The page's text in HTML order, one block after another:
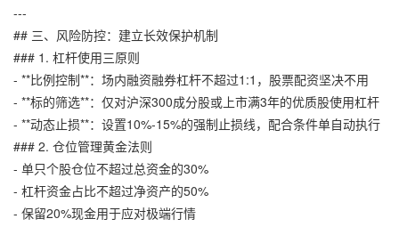
---
## 三、风险防控：建立长效保护机制
### 1. 杠杆使用三原则
- **比例控制**：场内融资融券杠杆不超过1:1，股票配资坚决不用
- **标的筛选**：仅对沪深300成分股或上市满3年的优质股使用杠杆
- **动态止损**：设置10%-15%的强制止损线，配合条件单自动执行
### 2. 仓位管理黄金法则
- 单只个股仓位不超过总资金的30%
- 杠杆资金占比不超过净资产的50%
- 保留20%现金用于应对极端行情